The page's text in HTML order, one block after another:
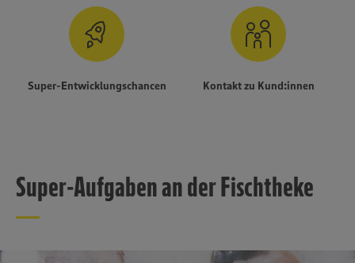
Super-Entwicklungschancen Kontakt zu Kund:innen
Super-Aufgaben an der Fischtheke